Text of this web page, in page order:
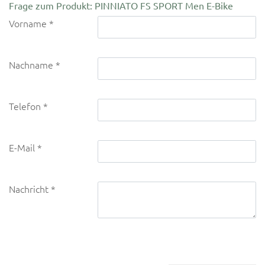
Frage zum Produkt: PINNIATO FS SPORT Men E-Bike
Vorname
Nachname
Telefon
E-Mail
Nachricht